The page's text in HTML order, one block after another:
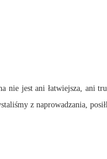
jest ani łatwiejsza, ani
z naprowadzania,